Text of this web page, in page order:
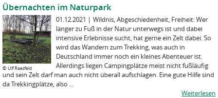
Übernachten im Naturpark
© Ulf Raesfeld
01.12.2021 | Wildnis, Abgeschiedenheit, Freiheit: Wer
länger zu Fuß in der Natur unterwegs ist und dabei
intensive Erlebnisse sucht, hat gerne ein Zelt dabei. So
wird das Wandern zum Trekking, was auch in
Deutschland immer noch ein kleines Abenteuer ist.
Allerdings liegen Campingplätze meist nicht fußläufig
und sein Zelt darf man auch nicht überall aufschlagen. Eine gute Hilfe sind
da Trekkingplätze, also ...
Weiterlesen